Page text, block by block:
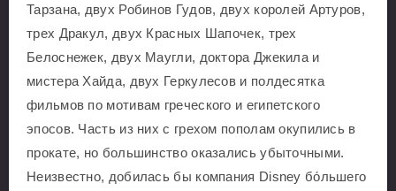
Тарзана, двух Робинов Гудов, двух королей Артуров,
трех Дракул, двух Красных Шапочек, трех
Белоснежек, двух Маугли, доктора Джекила и
мистера Хайда, двух Геркулесов и полдесятка
фильмов по мотивам греческого и египетского
эпосов. Часть из них с грехом пополам окупились в
прокате, но большинство оказались убыточными.
Неизвестно, добилась бы компания Disney бо́льшего